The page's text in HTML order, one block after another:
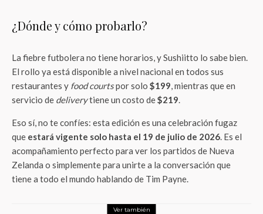
¿Dónde y cómo probarlo?
La fiebre futbolera no tiene horarios, y Sushiitto lo sabe bien.
El rollo ya está disponible a nivel nacional en todos sus
restaurantes y food courtspor solo $199, mientras que en
servicio de deliverytiene un costo de$219.
Eso sí, no te confíes: esta edición es una celebración fugaz
que estará vigente solo hasta el 19 de julio de 2026. Es el
acompañamiento perfecto para ver los partidos de Nueva
Zelanda o simplemente para unirte a la conversación que
tiene a todo el mundo hablando de Tim Payne.
Ver también